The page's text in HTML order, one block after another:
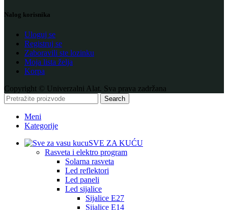
Nalog korisnika
Uloguj se
Registruj se
Zaboravili ste lozinku
Moja lista želja
Korpa
Copyright © Univerzalni Alat. Sva prava zadržana
Search
Meni
Kategorije
SVE ZA KUĆU
Rasveta i elektro program
Solarna rasveta
Led reflektori
Led paneli
Led sijalice
Sijalice E27
Sijalice E14